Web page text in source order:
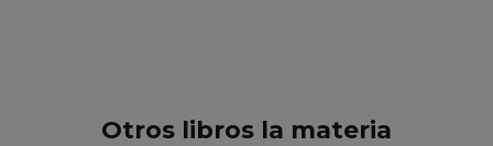
Otros libros la materia